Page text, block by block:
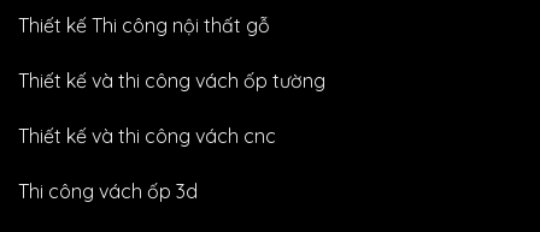
Thiết kế Thi công nội thất gỗ
Thiết kế và thi công vách ốp tường
Thiết kế và thi công vách cnc
Thi công vách ốp 3d